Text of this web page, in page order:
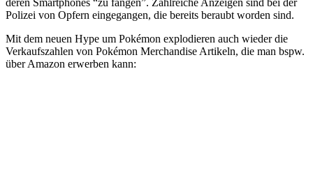
Polizei von Opfern eingegangen, die bereits beraubt worden sind.
Mit dem neuen Hype um Pokémon explodieren auch wieder die
Verkaufszahlen von Pokémon Merchandise Artikeln, die man bspw.
über Amazon erwerben kann: